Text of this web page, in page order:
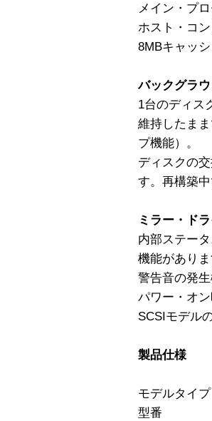
メイン・プ
ホスト・コ
8MBキャッ
バックグラ
1台のディス
維持したま
プ機能）。
ディスクの
す。再構築
ミラー・ド
内部ステー
機能があり
警告音の発生
パワー・オ
SCSIモデル
製品仕様
モデル
型番